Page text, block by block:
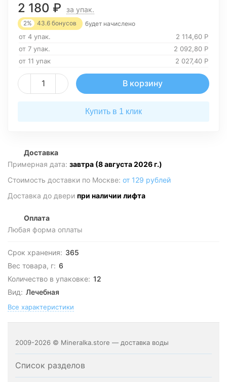
2 180 ₽ за упак.
2% 43.6 бонусов будет начислено
от 4 упак. 2 114,60 Р
от 7 упак.
2 092,80 Р
от 11 упак
2 027,40 Р
В корзину
Купить в 1 клик
Доставка
Примерная дата: завтра (8 августа 2026 г.)
Стоимость доставки по Москве: от 129 рублей
Доставка до двери при наличии лифта
Оплата
Любая форма оплаты
Срок хранения: 365
Вес товара, г: 6
Количество в упаковке: 12
Вид: Лечебная
Все характеристики
2009-2026 © Mineralka.store — доставка воды
Список разделов